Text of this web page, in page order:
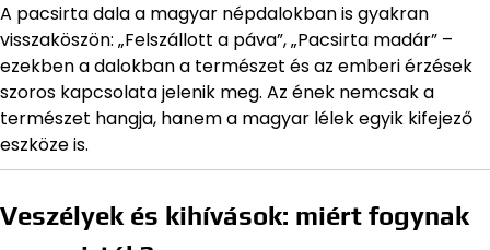
A pacsirta dala a magyar népdalokban is gyakran
visszaköszön: „Felszállott a páva”, „Pacsirta madár” –
ezekben a dalokban a természet és az emberi érzések
szoros kapcsolata jelenik meg. Az ének nemcsak a
természet hangja, hanem a magyar lélek egyik kifejező
eszköze is.
Veszélyek és kihívások: miért fogynak